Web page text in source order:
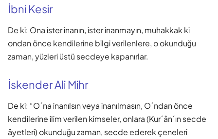
İbni Kesir
De ki: Ona ister inanın, ister inanmayın, muhakkak ki
ondan önce kendilerine bilgi verilenlere, o okunduğu
zaman, yüzleri üstü secdeye kapanırlar.
İskender Ali Mihr
De ki: “O´na inanılsın veya inanılmasın, O´ndan önce
kendilerine ilim verilen kimseler, onlara (Kur´ân´ın secde
âyetleri) okunduğu zaman, secde ederek çeneleri